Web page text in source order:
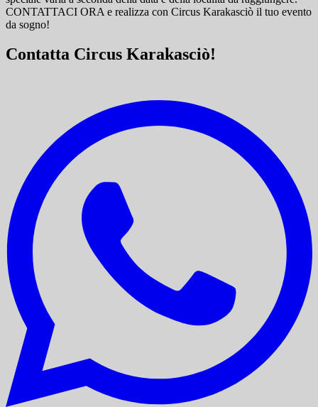
CONTATTACI ORA e realizza con Circus Karakasciò il tuo evento
da sogno!
Contatta Circus Karakasciò!